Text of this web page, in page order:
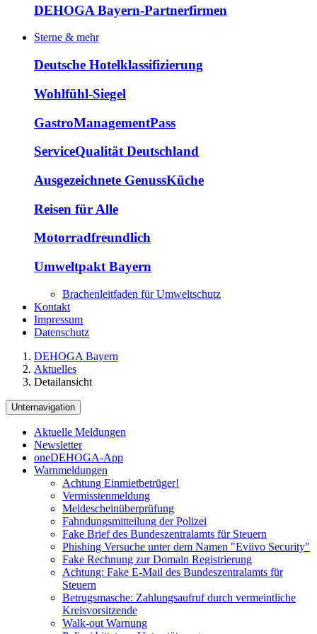
DEHOGA Bayern-Partnerfirmen
Sterne & mehr
Deutsche Hotelklassifizierung
Wohlfühl-Siegel
GastroManagementPass
ServiceQualität Deutschland
Ausgezeichnete GenussKüche
Reisen für Alle
Motorradfreundlich
Umweltpakt Bayern
Brachenleitfaden für Umweltschutz
Kontakt
Impressum
Datenschutz
DEHOGA Bayern
Aktuelles
Detailansicht
Unternavigation
Aktuelle Meldungen
Newsletter
oneDEHOGA-App
Warnmeldungen
Achtung Einmietbetrüger!
Vermisstenmeldung
Meldescheinüberprüfung
Fahndungsmitteilung der Polizei
Fake Brief des Bundeszentralamts für Steuern
Phishing Versuche unter dem Namen "Eviivo Security"
Fake Rechnung zur Domain Registrierung
Achtung: Fake E-Mail des Bundeszentralamts für
Steuern
Betrugsmasche: Zahlungsaufruf durch vermeintliche
Kreisvorsitzende
Walk-out Warnung